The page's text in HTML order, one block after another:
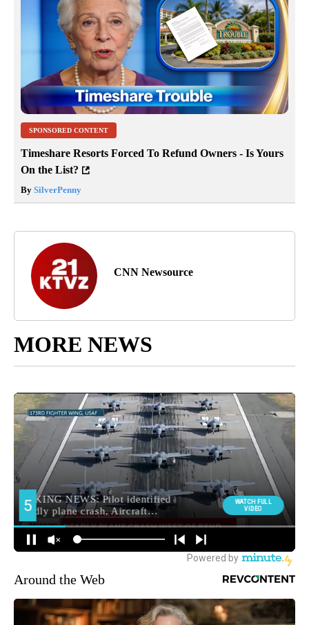
SPONSORED CONTENT
Timeshare Resorts Forced To Refund Owners - Is Yours
On the List?
By SilverPenny
CNN Newsource
MORE NEWS
Around the Web